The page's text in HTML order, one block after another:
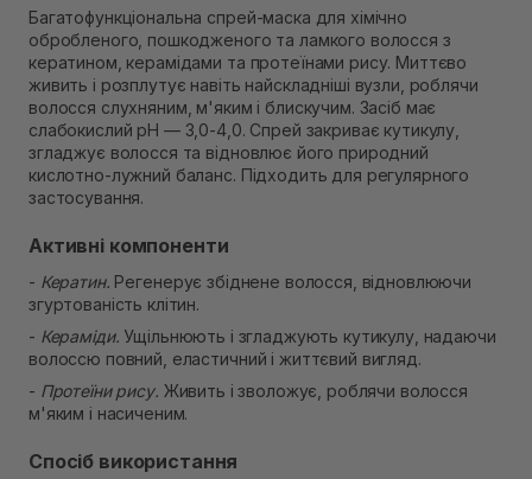
Самовивіз м. Рівне, вул. 16-го Липня, 15
Немає в наявності!
Самовивіз м. Рівне, вул. Кулика і Гудачека 23 (ТЦ
Екватор)
Немає в наявності!
Багатофункціональна спрей-маска для хімічно
обробленого, пошкодженого та ламкого волосся з
кератином, керамідами та протеїнами рису. Миттєво
живить і розплутує навіть найскладніші вузли, роблячи
волосся слухняним, м'яким і блискучим. Засіб має
слабокислий pH — 3,0-4,0. Спрей закриває кутикулу,
згладжує волосся та відновлює його природний
кислотно-лужний баланс. Підходить для регулярного
застосування.
Активні компоненти
- Кератин. Регенерує збіднене волосся, відновлюючи
згуртованість клітин.
- Кераміди. Ущільнюють і згладжують кутикулу, надаючи
волоссю повний, еластичний і життєвий вигляд.
- Протеїни рису. Живить і зволожує, роблячи волосся
м'яким і насиченим.
Спосіб використання